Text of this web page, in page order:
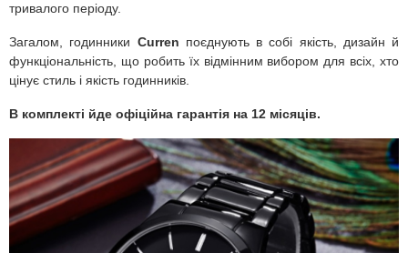
тривалого періоду.
Загалом, годинники Curren поєднують в собі якість, дизайн й
функціональність, що робить їх відмінним вибором для всіх, хто
цінує стиль і якість годинників.
В комплекті йде офіційна гарантія на 12 місяців.